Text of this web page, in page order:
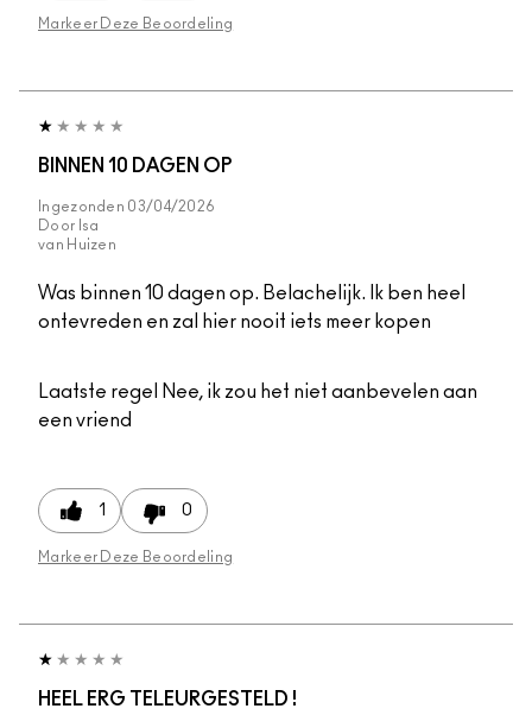
Markeer Deze Beoordeling
BINNEN 10 DAGEN OP
Ingezonden 03/04/2026
Door Isa
van Huizen
Was binnen 10 dagen op. Belachelijk. Ik ben heel
ontevreden en zal hier nooit iets meer kopen
Laatste regel
Nee, ik zou het niet aanbevelen aan
een vriend
1 0
Markeer Deze Beoordeling
HEEL ERG TELEURGESTELD !